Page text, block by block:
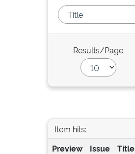
Results/Page
Item hits:
Preview
Issue
Title